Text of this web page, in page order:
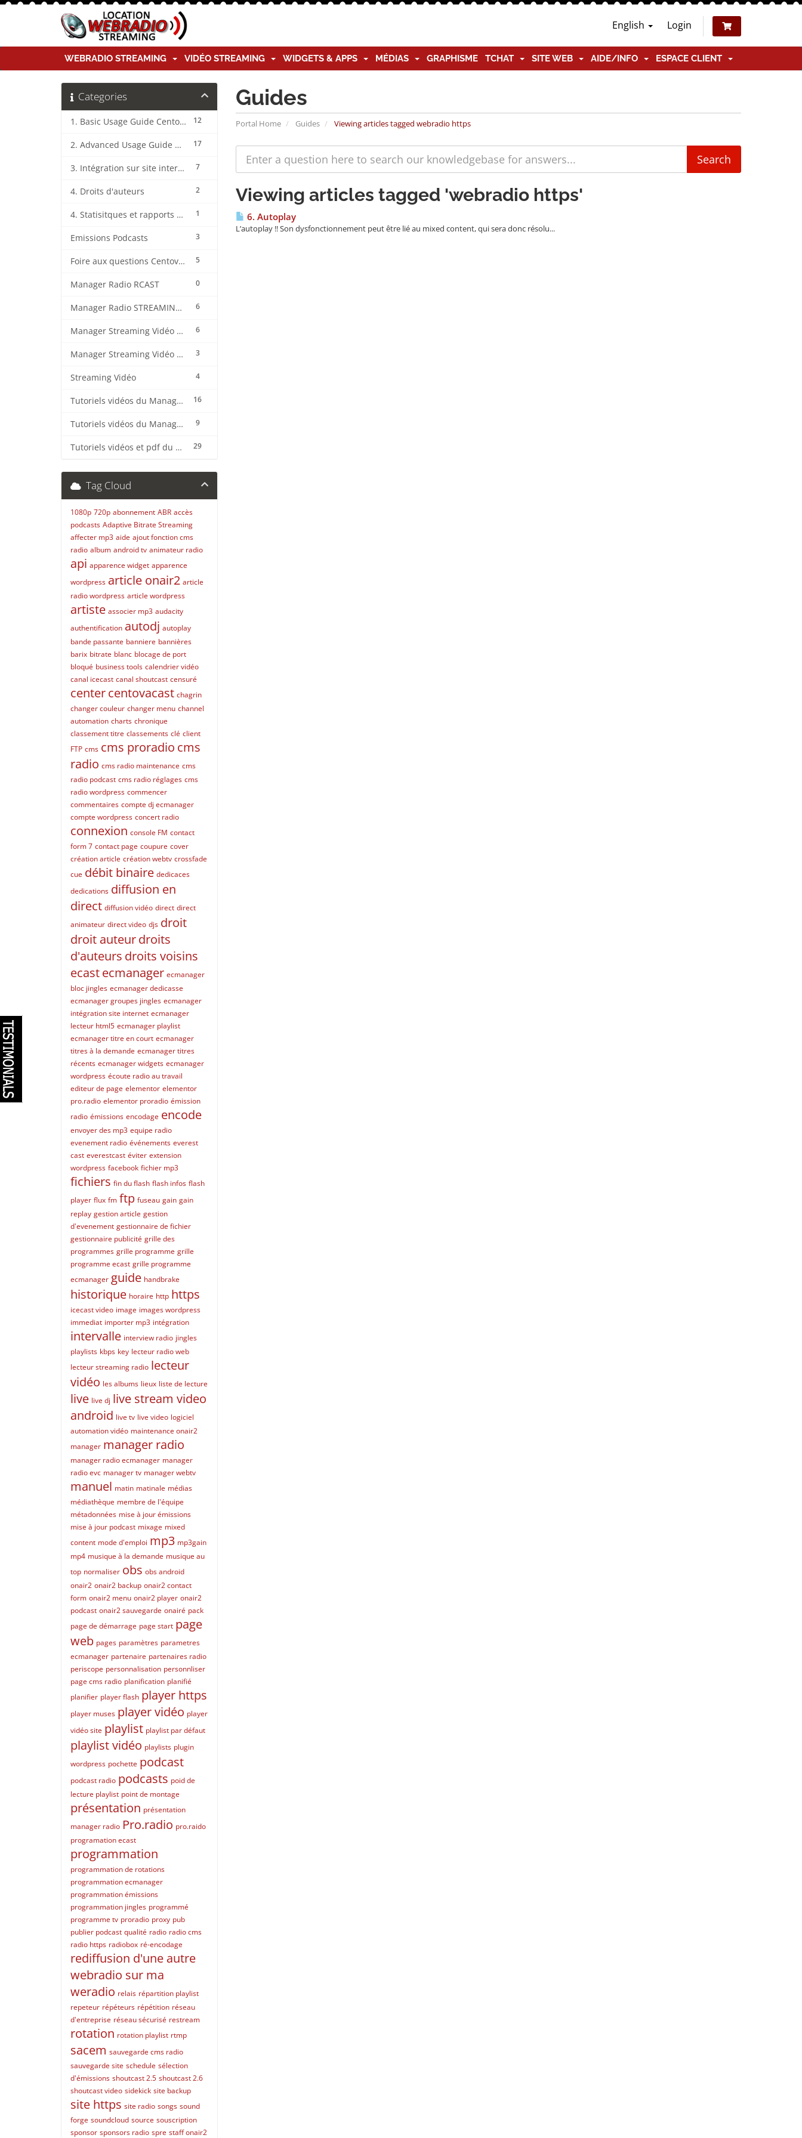
English Login
WEBRADIO STREAMING VIDÉO STREAMING WIDGETS & APPS MÉDIAS GRAPHISME TCHAT SITE WEB AIDE/INFO ESPACE CLIENT
Guides
Portal Home Guides Viewing articles tagged webradio https
Categories
12
1. Basic Usage Guide CentovaCast
17
2. Advanced Usage Guide CentovaCast
7
3. Intégration sur site internet CentovaCast
2
4. Droits d'auteurs
1
4. Statisitques et rapports CentovaCast
3
Emissions Podcasts
5
Foire aux questions CentovaCast
0
Manager Radio RCAST
6
Manager Radio STREAMING CENTER
6
Manager Streaming Vidéo TVMCP
3
Manager Streaming Vidéo VDO
4
Streaming Vidéo
16
Tutoriels vidéos du Manager Radio CentovaCast
9
Tutoriels vidéos du Manager Radio STREAMING CENTER
29
Tutoriels vidéos et pdf du CMS Radio Wordpress + OnAir2/Pro.Radio
Viewing articles tagged 'webradio https'
6. Autoplay
L’autoplay !! Son dysfonctionnement peut être lié au mixed content, qui sera donc résolu...
Tag Cloud
1080p 720p abonnement ABR accès
podcasts Adaptive Bitrate Streaming
affecter mp3 aide ajout fonction cms
radio album android tv animateur radio
api apparence widget apparence
wordpress article onair2 article
radio wordpress article wordpress
artiste associer mp3 audacity
authentification autodj autoplay
bande passante banniere bannières
barix bitrate blanc blocage de port
bloqué business tools calendrier vidéo
canal icecast canal shoutcast censuré
centercentovacast chagrin
changer couleur changer menu channel
automation charts chronique
classement titre classements clé client
FTP cms cms proradio cms
radio cms radio maintenance cms
radio podcast cms radio réglages cms
radio wordpress commencer
commentaires compte dj ecmanager
compte wordpress concert radio
connexion console FM contact
form 7 contact page coupure cover
création article création webtv crossfade
cue débit binaire dedicaces
dedications diffusion en
direct diffusion vidéo direct direct
animateur direct video djs droit
droit auteurdroits
d'auteurs droits voisins
ecastecmanager ecmanager
bloc jingles ecmanager dedicasse
ecmanager groupes jingles ecmanager
intégration site internet ecmanager
lecteur html5 ecmanager playlist
ecmanager titre en court ecmanager
titres à la demande ecmanager titres
récents ecmanager widgets ecmanager
wordpress écoute radio au travail
editeur de page elementor elementor
pro.radio elementor proradio émission
radio émissions encodage encode
envoyer des mp3 equipe radio
evenement radio événements everest
cast everestcast éviter extension
wordpress facebook fichier mp3
fichiers fin du flash flash infos flash
player flux fm ftp fuseau gain gain
replay gestion article gestion
d'evenement gestionnaire de fichier
gestionnaire publicité grille des
programmes grille programme grille
programme ecast grille programme
ecmanager guide handbrake
historique horaire http https
icecast video image images wordpress
immediat importer mp3 intégration
intervalle interview radio jingles
playlists kbps key lecteur radio web
lecteur streaming radio lecteur
vidéo les albums lieux liste de lecture
live live dj live stream video
android live tv live video logiciel
automation vidéo maintenance onair2
manager manager radio
manager radio ecmanager manager
radio evc manager tv manager webtv
manuel matin matinale médias
médiathèque membre de l'équipe
métadonnées mise à jour émissions
mise à jour podcast mixage mixed
content mode d'emploi mp3 mp3gain
mp4 musique à la demande musique au
top normaliser obs obs android
onair2 onair2 backup onair2 contact
form onair2 menu onair2 player onair2
podcast onair2 sauvegarde onairé pack
page de démarrage page start page
web pages paramètres parametres
ecmanager partenaire partenaires radio
periscope personnalisation personnliser
page cms radio planification planifié
planifier player flash player https
player muses player vidéo player
vidéo site playlist playlist par défaut
playlist vidéo playlists plugin
wordpress pochette podcast
podcast radio podcasts poid de
lecture playlist point de montage
présentation présentation
manager radio Pro.radio pro.raido
programation ecast
programmation
programmation de rotations
programmation ecmanager
programmation émissions
programmation jingles programmé
programme tv proradio proxy pub
publier podcast qualité radio radio cms
radio https radiobox ré-encodage
rediffusion d'une autre
webradio sur ma
weradio relais répartition playlist
repeteur répéteurs répétition réseau
d'entreprise réseau sécurisé restream
rotation rotation playlist rtmp
sacem sauvegarde cms radio
sauvegarde site schedule sélection
d'émissions shoutcast 2.5 shoutcast 2.6
shoutcast video sidekick site backup
site https site radio songs sound
forge soundcloud source souscription
sponsor sponsors radio spre staff onair2